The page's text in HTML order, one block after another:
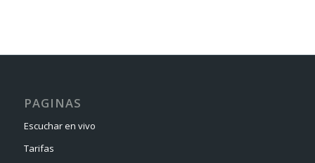
PAGINAS
Escuchar en vivo
Tarifas